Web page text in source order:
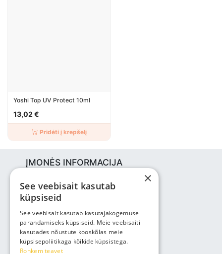
Yoshi Top UV Protect 10ml
13,02 €
Pridėti į krepšelį
ĮMONĖS INFORMACIJA
Vabaõhukooli tee 4, Tallinn, 12013
Reg nr: 14690362
PVM: EE102147285
Telefonas: +3725143691
info@bjuti.ee
×
See veebisait kasutab
küpsiseid
See veebisait kasutab kasutajakogemuse
parandamiseks küpsiseid. Meie veebisaiti
kasutades nõustute kooskõlas meie
küpsisepoliitikaga kõikide küpsistega.
Rohkem teavet